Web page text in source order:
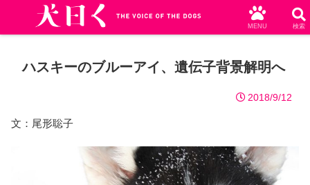
ハスキーのブルーアイ、遺伝子背景解明へ
2018/9/12
文：尾形聡子
MENU 検索